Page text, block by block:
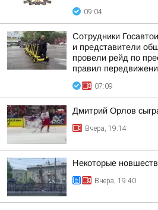
09:04
Сотрудники
и представители
провели рейд по
правил
07:09
Дмитрий Орлов
Вчера, 19:14
Некоторые
Вчера, 19:40